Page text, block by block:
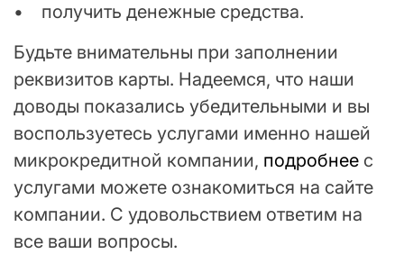
• получить денежные средства.
Будьте внимательны при заполнении
реквизитов карты. Надеемся, что наши
доводы показались убедительными и вы
воспользуетесь услугами именно нашей
микрокредитной компании, подробнее с
услугами можете ознакомиться на сайте
компании. С удовольствием ответим на
все ваши вопросы.